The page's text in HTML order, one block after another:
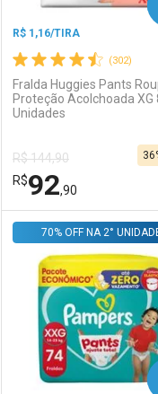
(302)
R$ 1,16/TIRA
Fralda Huggies Pants
Proteção Acolchoada XG
Unidades
R$ 144,90
R$92,90
COMPRAR
Laboratório
Por Menos
70% OFF NA 2°
COMPRAR